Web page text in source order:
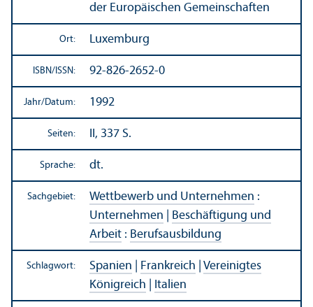
der Europäischen Gemeinschaften
Ort: Luxemburg
ISBN/ ISSN: 92-826-2652-0
Jahr/Datum: 1992
Seiten: II, 337 S.
Sprache: dt.
Sachgebiet: Wettbewerb und Unter­nehmen :
Unter­nehmen
Beschäftigung und
Arbeit : Berufsausbildung
Schlagwort: Spanien Frankreich
Vereinigtes
Königreich
Italien